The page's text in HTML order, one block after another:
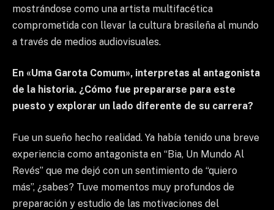
mostrándose como una artista multifacética
comprometida con llevar la cultura brasileña al mundo
a través de medios audiovisuales.
En «Uma Garota Comum», interpretas al antagonista
de la historia. ¿Cómo fue prepararse para este
puesto y explorar un lado diferente de su carrera?
Fue un sueño hecho realidad. Ya había tenido una breve
experiencia como antagonista en “Bia, Un Mundo Al
Revés” que me dejó con un sentimiento de “quiero
más”, ¿sabes? Tuve momentos muy profundos de
preparación y estudio de las motivaciones del